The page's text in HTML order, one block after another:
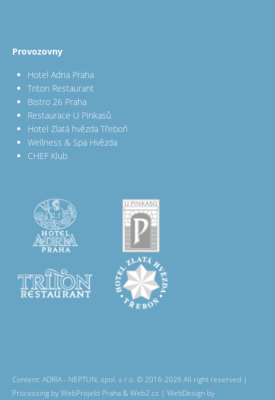
Provozovny
Hotel Adria Praha
Triton Restaurant
Bistro 26 Praha
Restaurace U Pinkasů
Hotel Zlatá hvězda Třeboň
Wellness & Spa Hvězda
CHEF Klub
Content: ADRIA - NEPTUN, spol. s r.o. © 2016-2026 All right reserved |
Processing by WebProjekt Praha & Web2.cz | WebDesign by